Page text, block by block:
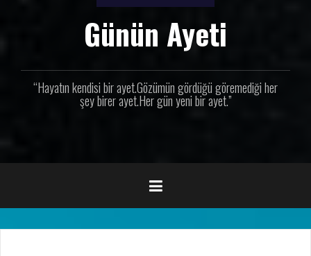
Günün Ayeti
“Hayatın kendisi bir ayet.Gözümün gördüğü göremediği her
şey birer ayet.Her gün yeni bir ayet.”